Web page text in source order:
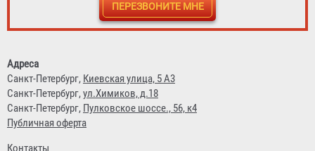
2 625 ₽
Адреса
Санкт-Петербург, Киевская улица, 5 А3
Санкт-Петербург,ул.Химиков, д.18
Санкт-Петербург, Пулковское шоссе., 56, к4
Публичная оферта
Контакты